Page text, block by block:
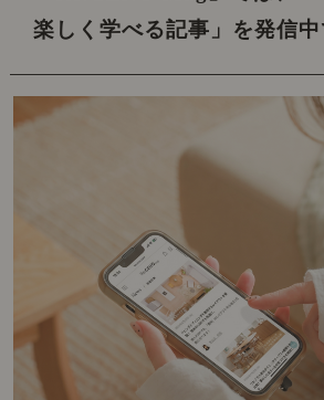
楽しく学べる記事」を発信中